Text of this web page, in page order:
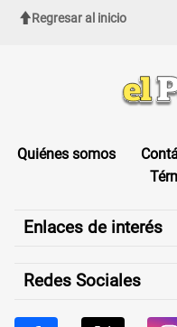
Regresar al inicio
Quiénes somos
Enlaces de interés
Redes Sociales